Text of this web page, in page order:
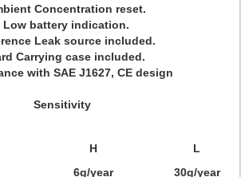
Concentration reset.
Low battery indication.
Leak source included.
Carrying case included.
with SAE J1627, CE design
Sensitivity
H
L
6g/year
30g/year